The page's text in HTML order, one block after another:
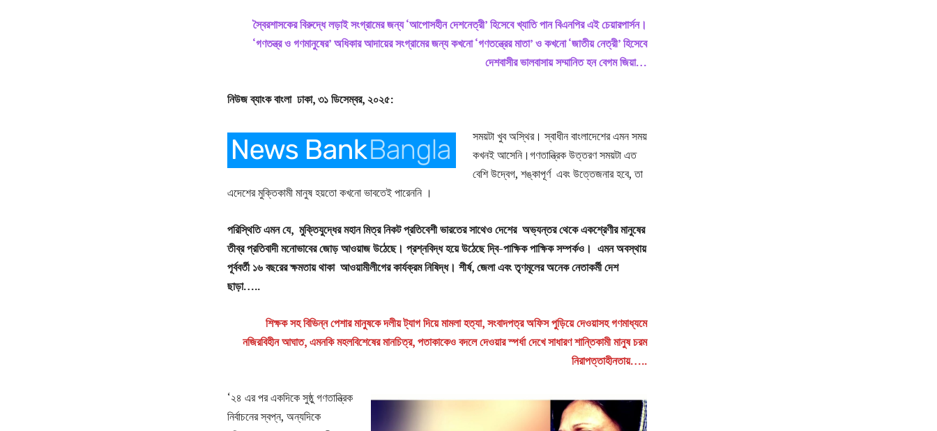
স্বৈরশাসকের বিরুদ্ধে লড়াই সংগ্রামের জন্য ‘আপোসহীন দেশনেত্রী’ হিসেবে খ্যাতি পান বিএনপির এই চেয়ারপার্সন।
‘গণতন্ত্র ও গণমানুষের’ অধিকার আদায়ের সংগ্রামের জন্য কখনো ‘গণতন্ত্রের মাতা’ ও কখনো ‘জাতীয় নেত্রী’ হিসেবে
দেশবাসীর ভালবাসায় সম্মানিত হন বেগম জিয়া…
নিউজ ব্যাংক বাংলা ঢাকা, ৩১ ডিসেম্বর, ২০২৫:
সময়টা খুব অস্থির। স্বাধীন বাংলাদেশের এমন সময়
কখনই আসেনি।গণতান্ত্রিক উত্তরণ সময়টা এত
বেশি উদ্বেগ, শঙ্কাপূর্ণ এবং উত্তেজনার হবে, তা
এদেশের মুক্তিকামী মানুষ হয়তো কখনো ভাবতেই পারেননি ।
পরিস্থিতি এমন যে, মুক্তিযুদ্ধের মহান মিত্র নিকট প্রতিবেশী ভারতের সাথেও দেশের অভ্যন্তর থেকে একশ্রেণীর মানুষের
তীব্র প্রতিবাদী মনোভাবের জোড় আওয়াজ উঠেছে। প্রশ্নবিদ্ধ হয়ে উঠেছে দ্বি-পাক্ষিক পাক্ষিক সম্পর্কও। এমন অবস্থায়
পূর্ববর্তী ১৬ বছরের ক্ষমতায় থাকা আওয়ামীলীগের কার্যক্রম নিষিদ্ধ। শীর্ষ, জেলা এবং তৃণমূলের অনেক নেতাকর্মী দেশ
ছাড়া…..
শিক্ষক সহ বিভিন্ন পেশার মানুষকে দলীয় ট্যাগ দিয়ে মামলা হত্যা, সংবাদপত্র অফিস পুড়িয়ে দেওয়াসহ গণমাধ্যমে
নজিরবিহীন আঘাত, এমনকি মহলবিশেষের মানচিত্র, পতাকাকেও বদলে দেওয়ার স্পর্ধা দেখে সাধারণ শান্তিকামী মানুষ চরম
নিরাপত্তাহীনতায়…..
‘২৪ এর পর একদিকে সুষ্ঠু গণতান্ত্রিক
নির্বাচনের স্বপ্ন, অন্যদিকে